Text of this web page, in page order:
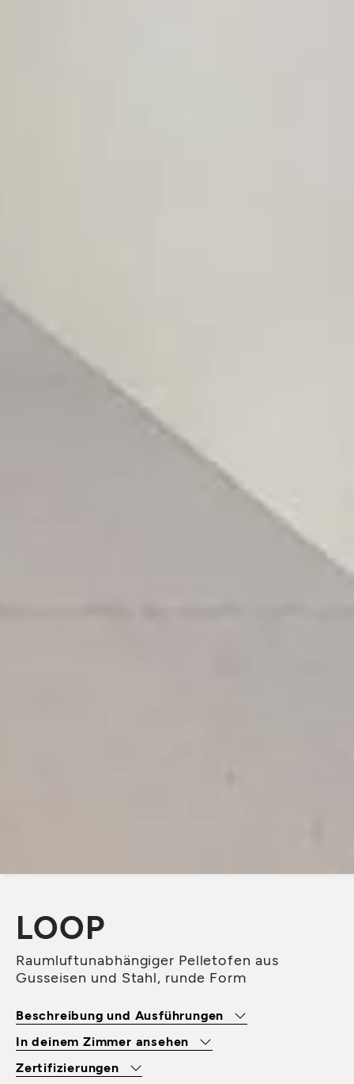
LOOP
Raumluftunabhängiger Pelletofen aus
Gusseisen und Stahl, runde Form
Beschreibung und Ausführungen
In deinem Zimmer ansehen
Zertifizierungen